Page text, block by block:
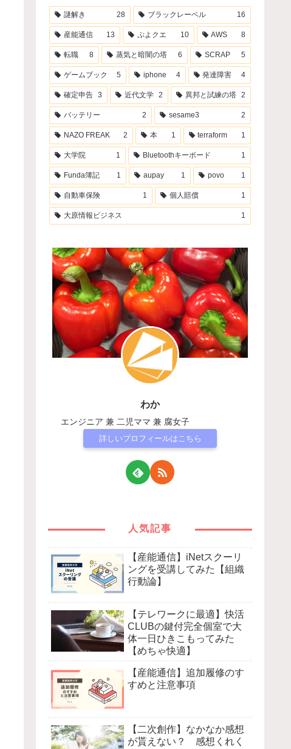
謎解き 28 ブラックレーベル 16
産能通信 13 ぷよクエ 10 AWS 8
転職 8 蒸気と暗闇の塔 6 SCRAP 5
ゲームブック 5 iphone 4 発達障害 4
確定申告 3 近代文学 2 異邦と試練の塔 2
バッテリー 2 sesame3 2
NAZO FREAK 2 本 1 terraform 1
大学院 1 Bluetoothキーボード 1
Funda簿記 1 aupay 1 povo 1
自動車保険 1 個人賠償 1
大原情報ビジネス 1
わか
エンジニア 兼 二児ママ 兼 腐女子
詳しいプロフィールはこちら
人気記事
【産能通信】iNetスクーリ
ングを受講してみた【組織
行動論】
【テレワークに最適】快活
CLUBの鍵付完全個室で大
体一日ひきこもってみた
【めちゃ快適】
【産能通信】追加履修のす
すめと注意事項
【二次創作】なかなか感想
が貰えない？ 感想くれく